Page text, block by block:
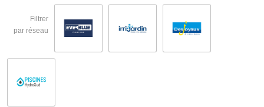
Filtrer
par réseau